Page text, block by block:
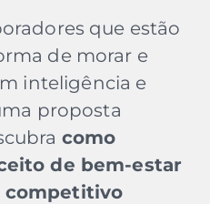
que estão
de morar e
inteligência e
proposta
como
de bem-estar
competitivo